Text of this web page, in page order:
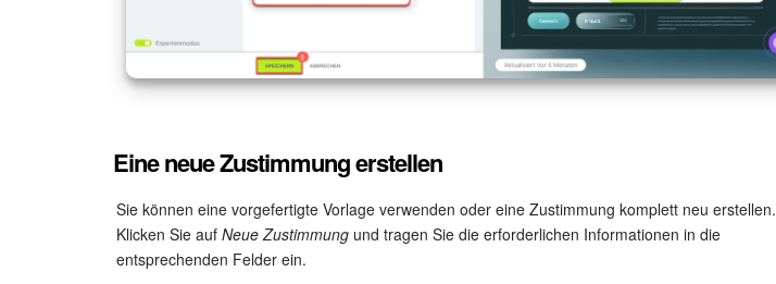
Eine neue Zustimmung erstellen
Sie können eine vorgefertigte Vorlage verwenden oder eine Zustimmung komplett neu erstellen.
Klicken Sie auf Neue Zustimmung und tragen Sie die erforderlichen Informationen in die
entsprechenden Felder ein.